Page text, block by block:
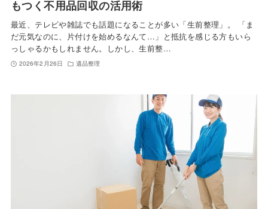
もつく不用品回収の活用術
最近、テレビや雑誌でも話題になることが多い「生前整理」。 「ま
だ元気なのに、片付けを始めるなんて…」と抵抗を感じる方もいら
っしゃるかもしれません。しかし、生前整…
2026年2月26日 遺品整理